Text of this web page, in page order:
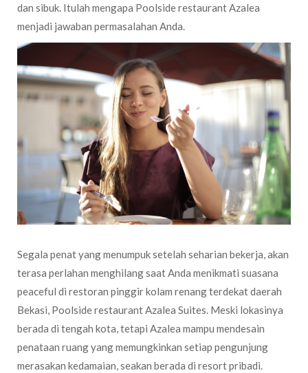
dan sibuk. Itulah mengapa Poolside restaurant Azalea
menjadi jawaban permasalahan Anda.
Segala penat yang menumpuk setelah seharian bekerja, akan
terasa perlahan menghilang saat Anda menikmati suasana
peaceful di restoran pinggir kolam renang terdekat daerah
Bekasi, Poolside restaurant Azalea Suites. Meski lokasinya
berada di tengah kota, tetapi Azalea mampu mendesain
penataan ruang yang memungkinkan setiap pengunjung
merasakan kedamaian, seakan berada di resort pribadi.